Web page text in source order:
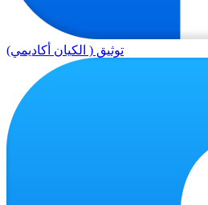
توثيق ( الكيان أكاديمي)